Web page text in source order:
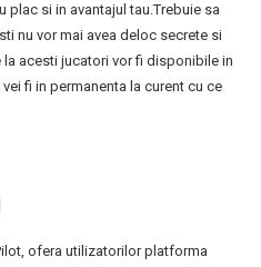
plac si in avantajul tau.Trebuie sa
nu vor mai avea deloc secrete si
acesti jucatori vor fi disponibile in
fi in permanenta la curent cu ce
ofera utilizatorilor platforma